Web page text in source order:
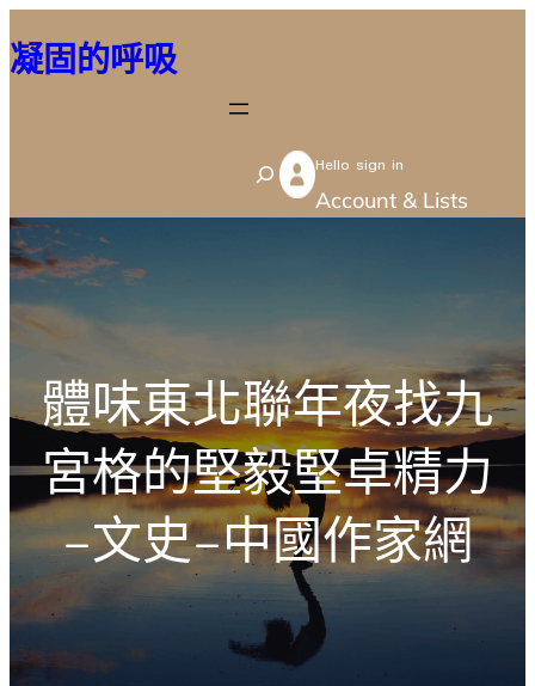
至
容
凝固的呼吸
S
e
Hello sign in
Account & Lists
體味東北聯年夜找九
宮格的堅毅堅卓精力
–文史–中國作家網